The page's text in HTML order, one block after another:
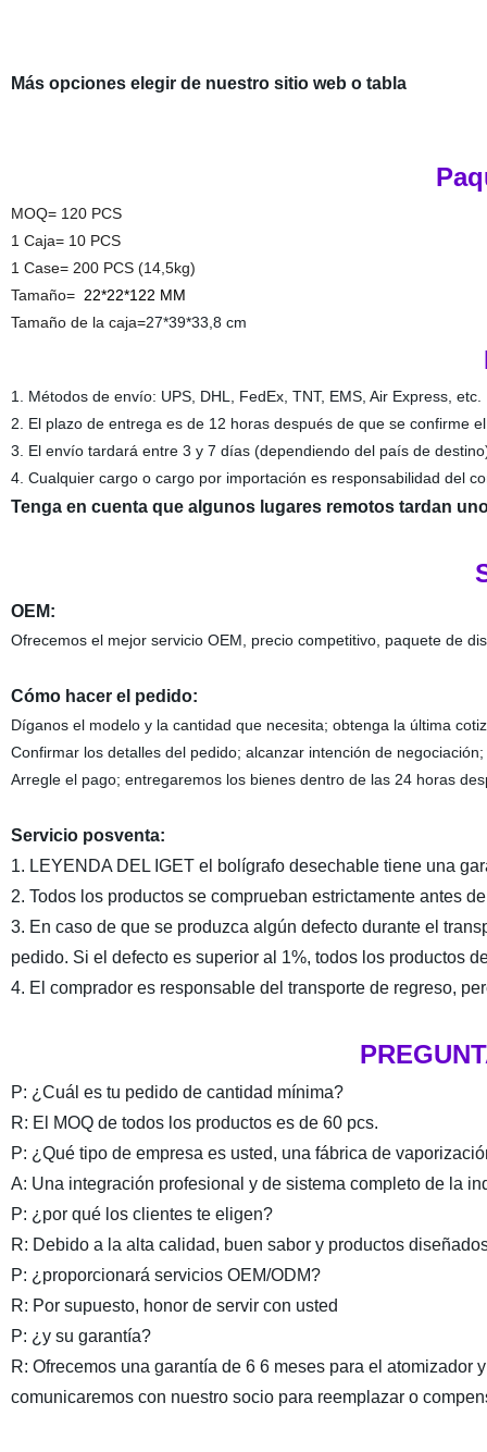
Más opciones elegir de nuestro sitio web o tabla
MOQ= 120 PCS
1 Caja= 10 PCS
1 Case= 200 PCS (14,5kg)
Tamaño= 22*22*122 MM
Tamaño de la caja=27*39*33,8 cm
1. Métodos de envío: UPS, DHL, FedEx, TNT, EMS, Air Express, etc.
2. El plazo de entrega es de 12 horas después de que se confirme
3. El envío tardará entre 3 y 7 días (dependiendo del país de
4. Cualquier cargo o cargo por importación es responsabilidad del
Tenga en cuenta que algunos lugares remotos tardan
OEM:
Ofrecemos el mejor servicio OEM, precio competitivo, paquete de
Cómo hacer el pedido:
Díganos el modelo y la cantidad que necesita; obtenga la última
Confirmar los detalles del pedido; alcanzar intención de
Arregle el pago; entregaremos los bienes dentro de las 24 horas
Servicio posventa:
1. LEYENDA DEL IGET el bolígrafo desechable tiene una
2. Todos los productos se comprueban estrictamente antes
3. En caso de que se produzca algún defecto durante el
pedido. Si el defecto es superior al 1%, todos los productos
4. El comprador es responsable del transporte de regreso,
P: ¿Cuál es tu pedido de cantidad mínima?
R: El MOQ de todos los productos es de 60 pcs.
P: ¿Qué tipo de empresa es usted, una fábrica de
A: Una integración profesional y de sistema completo de la
P: ¿por qué los clientes te eligen?
R: Debido a la alta calidad, buen sabor y productos
P: ¿proporcionará servicios OEM/ODM?
R: Por supuesto, honor de servir con usted
P: ¿y su garantía?
R: Ofrecemos una garantía de 6 6 meses para el
comunicaremos con nuestro socio para reemplazar o